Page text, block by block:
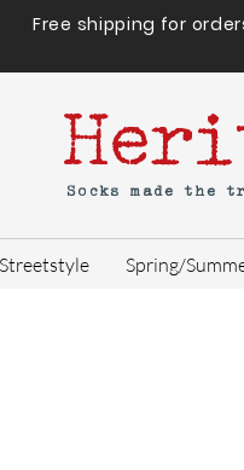
Free shipping for
Socks made the
Streetstyle Spring/